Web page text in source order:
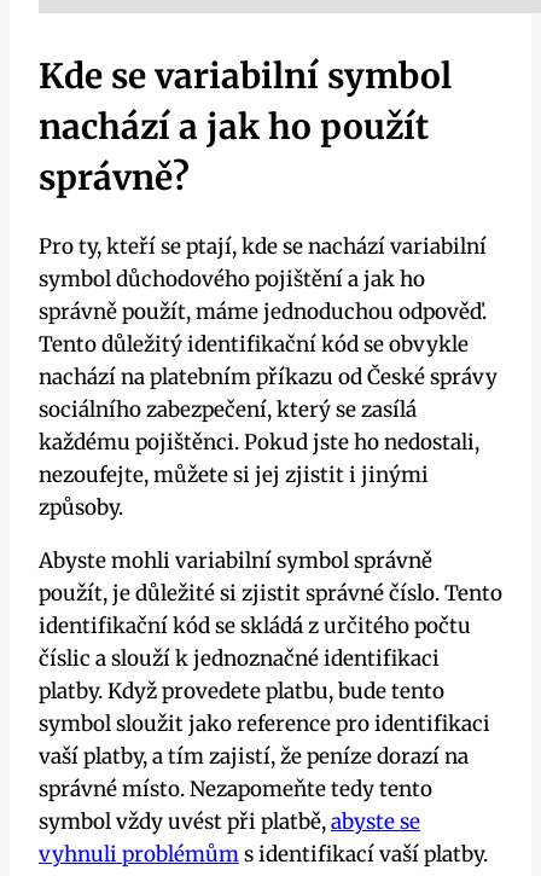
Kde se variabilní symbol
nachází a jak ho použít
správně?
Pro ty, kteří se ptají, kde se nachází variabilní
symbol důchodového pojištění a jak ho
správně použít, máme jednoduchou odpověď.
Tento důležitý identifikační kód se obvykle
nachází na platebním příkazu od České správy
sociálního zabezpečení, který se zasílá
každému pojištěnci. Pokud jste ho nedostali,
nezoufejte, můžete si jej zjistit i jinými
způsoby.
Abyste mohli variabilní symbol správně
použít, je důležité si zjistit správné číslo. Tento
identifikační kód se skládá z určitého počtu
číslic a slouží k jednoznačné identifikaci
platby. Když provedete platbu, bude tento
symbol sloužit jako reference pro identifikaci
vaší platby, a tím zajistí, že peníze dorazí na
správné místo. Nezapomeňte tedy tento
symbol vždy uvést při platbě,abyste se
vyhnuli problémůms identifikací vaší platby.